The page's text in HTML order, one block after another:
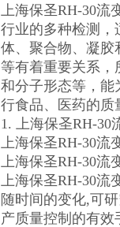
上海保圣RH-30流
行业的多种检测，
体、聚合物、凝胶
等有着重要关系，
和分子形态等，能
行食品、医药的质
1. 上海保圣RH-30
上海保圣RH-30流
上海保圣RH-30流
上海保圣RH-30流
随时间的变化,可
产质量控制的有效